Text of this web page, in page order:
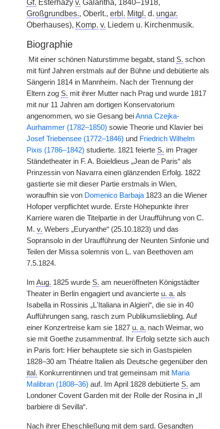
Gf. Esterházy v. Galántha, 1840–1918,
Großgrundbes., Oberlt., erbl. Mitgl. d. ungar.
Oberhauses), Komp. v. Liedern u. Kirchenmusik.
Biographie
Mit einer schönen Naturstimme begabt, stand S. schon
mit fünf Jahren erstmals auf der Bühne und debütierte als
Sängerin 1814 in Mannheim. Nach der Trennung der
Eltern zog S. mit ihrer Mutter nach Prag und wurde 1817
mit nur 11 Jahren am dortigen Konservatorium
angenommen, wo sie Gesang beiAnna Czejka-
Aurhammer (1782–1850) sowie Theorie und Klavier bei
Josef Triebensee (1772–1846) und Friedrich Wilhelm
Pixis (1786–1842) studierte. 1821 feierte S. im Prager
Ständetheater in F. A. Boieldieus „Jean de Paris“ als
Prinzessin von Navarra einen glänzenden Erfolg. 1822
gastierte sie mit dieser Partie erstmals in Wien,
woraufhin sie von Domenico Barbaja 1823 an die Wiener
Hofoper verpflichtet wurde. Erste Höhepunkte ihrer
Karriere waren die Titelpartie in der Uraufführung von C.
M. v. Webers „Euryanthe“ (25.10.1823) und das
Sopransolo in der Uraufführung der Neunten Sinfonie und
Teilen der Missa solemnis von L. van Beethoven am
7.5.1824.
Im Aug. 1825 wurde S. am neueröffneten Königstädter
Theater in Berlin engagiert und avancierte u. a. als
Isabella in Rossinis „L'Italiana in Algieri“, die sie in 40
Aufführungen sang, rasch zum Publikumsliebling. Auf
einer Konzertreise kam sie 1827 u. a. nach Weimar, wo
sie mit Goethe zusammentraf. Ihr Erfolg setzte sich auch
in Paris fort: Hier behauptete sie sich in Gastspielen
1828–30 am Théatre Italien als Deutsche gegenüber den
ital. Konkurrentinnen und trat gemeinsam mit Maria
Malibran (1808–36) auf. Im April 1828 debütierte S. am
Londoner Covent Garden mit der Rolle der Rosina in „Il
barbiere di Sevilla“.
Nach ihrer Eheschließung mit dem sard. Gesandten